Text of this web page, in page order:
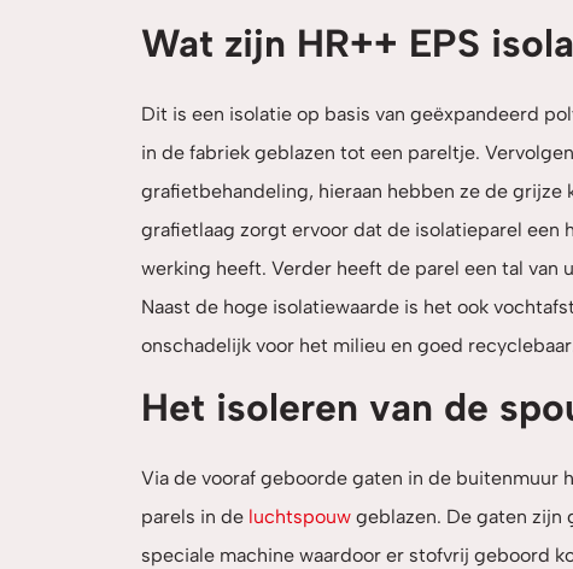
Wat zijn HR++ EPS
Dit is een isolatie op basis van geëxpandeerd
in de fabriek geblazen tot een pareltje.
grafietbehandeling, hieraan hebben ze de grijze
grafietlaag zorgt ervoor dat de isolatieparel een
werking heeft. Verder heeft de parel een tal van
Naast de hoge isolatiewaarde is het ook
onschadelijk voor het milieu en goed
Het isoleren van de
Via de vooraf geboorde gaten in de buitenmuur
parels in de luchtspouw geblazen. De gaten zijn
speciale machine waardoor er stofvrij geboord